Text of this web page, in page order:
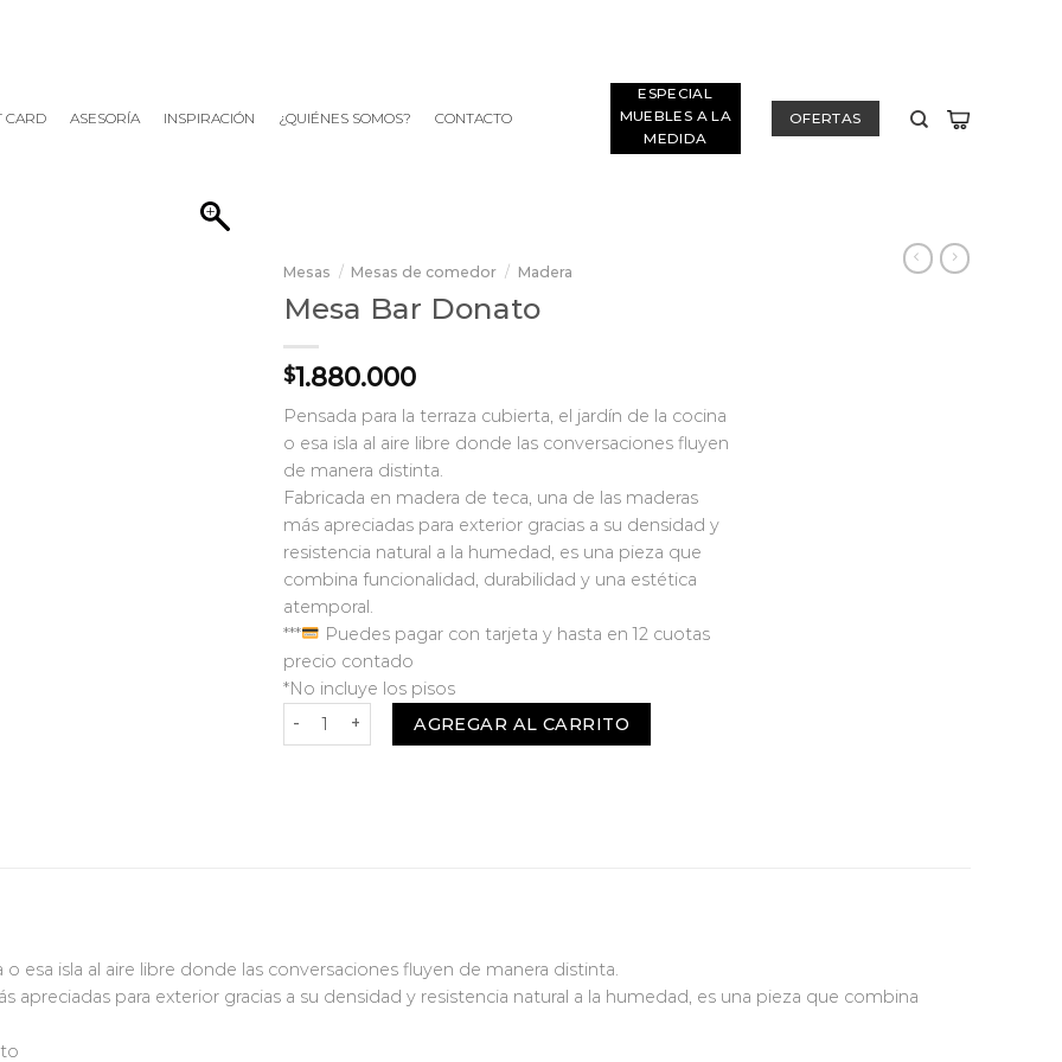
CARD ASESORÍA INSPIRACIÓN ¿QUIÉNES SOMOS? CONTACTO
ESPECIAL
MUEBLES A LA
MEDIDA
OFERTAS
Mesas / Mesas de comedor / Madera
Mesa Bar Donato
$1.880.000
Pensada para la terraza cubierta, el jardín de la cocina
o esa isla al aire libre donde las conversaciones fluyen
de manera distinta.
Fabricada en madera de teca, una de las maderas
más apreciadas para exterior gracias a su densidad y
resistencia natural a la humedad, es una pieza que
combina funcionalidad, durabilidad y una estética
atemporal.
***
Puedes pagar con tarjeta y hasta en 12 cuotas
precio contado
*No incluye los pisos
Mesa Bar Donato cantidadAGREGAR AL CARRITO
esa isla al aire libre donde las conversaciones fluyen de manera distinta.
apreciadas para exterior gracias a su densidad y resistencia natural a la humedad, es una pieza que combina